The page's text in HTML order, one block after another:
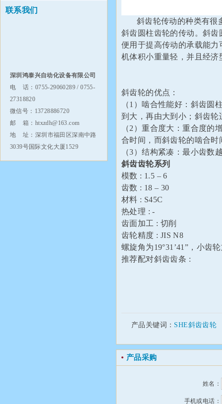
联系我们
深圳鸿泰兴自动化设备有限公司
电 话：0755-29060289 / 0755-
27318820
微信号：13728886720
邮 箱：htxzdh@163.com
地 址：深圳市福田区深南中路
3039号国际文化大厦1529
斜齿轮传动的种类有很多
斜齿圆柱齿轮的传动。斜
便用于提高传动的承载能
机体积小重量轻，并且经
斜齿轮的优点：
（1）啮合性能好：斜齿圆
到大，再由大到小；斜齿
（2）重合度大：重合度的
合时间，而斜齿轮的啮合
（3）结构紧凑：最小齿数
斜齿齿轮系列
模数 : 1.5 – 6
齿数 : 18 – 30
材料 : S45C
热处理 : -
齿面加工 : 切削
齿轮精度 : JIS N8
螺旋角为19°31’41”，小齿
推荐配对斜齿齿条 :
产品关键词： SHE斜齿齿轮
产品采购
姓名：
手机或电话：